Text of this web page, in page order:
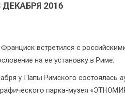
ДЕКАБРЯ 2016
встретился с
на ее установку в Риме.
у Папы Римского состоялась
парка-музея